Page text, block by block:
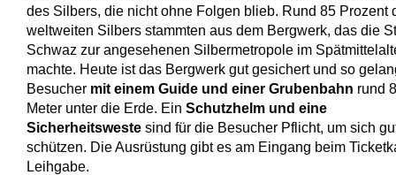
des Silbers, die nicht ohne Folgen blieb. Rund 85 Prozent
weltweiten Silbers stammten aus dem Bergwerk, das die
Schwaz zur angesehenen Silbermetropole im
machte. Heute ist das Bergwerk gut gesichert und so
Besucher mit einem Guide und einer Grubenbahn rund
Meter unter die Erde. Ein Schutzhelm und eine
Sicherheitsweste sind für die Besucher Pflicht, um sich
schützen. Die Ausrüstung gibt es am Eingang beim
Leihgabe.